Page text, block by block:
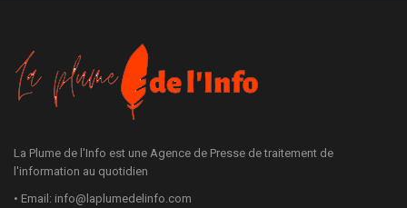
La Plume de l'Info est une Agence de Presse de traitement de
l'information au quotidien
• Email: info@laplumedelinfo.com